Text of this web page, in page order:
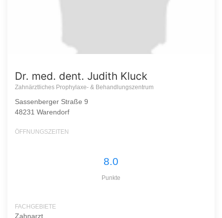
Dr. med. dent. Judith Kluck
Zahnärztliches Prophylaxe- & Behandlungszentrum
Sassenberger Straße 9
48231 Warendorf
ÖFFNUNGSZEITEN
8.0
Punkte
FACHGEBIETE
Zahnarzt